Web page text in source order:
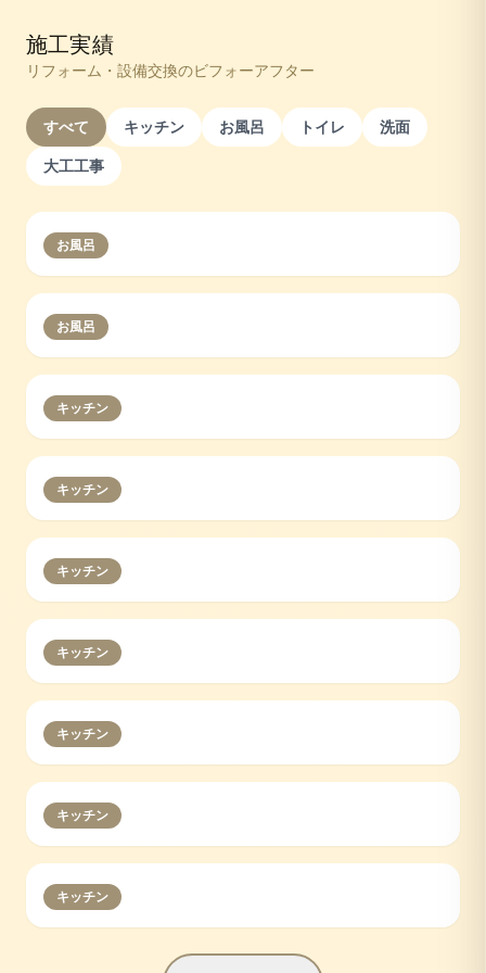
施工実績
リフォーム・設備交換のビフォーアフター
すべて キッチン お風呂 トイレ
洗面
大工工事
お風呂
お風呂
キッチン
キッチン
キッチン
キッチン
キッチン
キッチン
キッチン